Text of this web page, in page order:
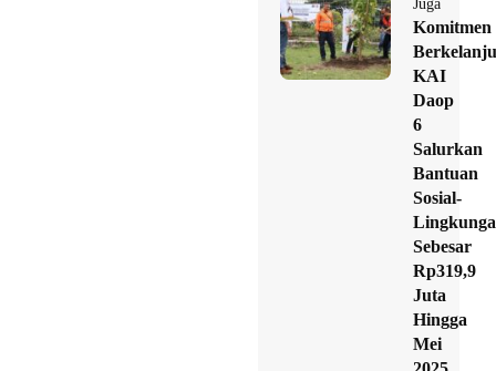
Juga
Komitmen
KAI
Daop
6
Salurkan
Bantuan
Sosial-
Sebesar
Rp319,9
Juta
Hingga
Mei